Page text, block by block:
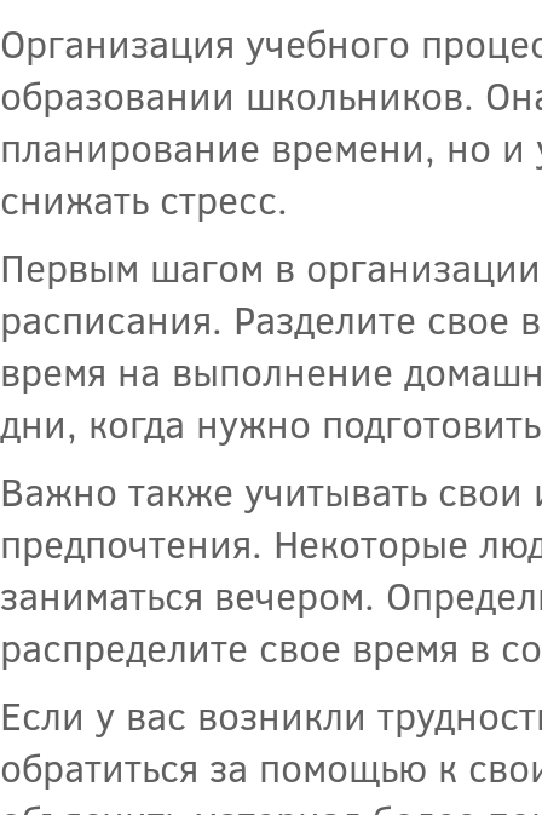
Организация учебного
образовании школьников.
планирование времени, но
снижать стресс.
Первым шагом в
расписания. Разделите свое
время на выполнение
дни, когда нужно
Важно также учитывать
предпочтения. Некоторые
заниматься вечером.
распределите свое время в
Если у вас возникли
обратиться за помощью к